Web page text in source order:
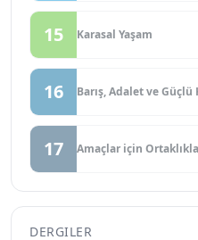
15 Karasal Yaşam
16 Barış, Adalet ve
17 Amaçlar için
DERGILER